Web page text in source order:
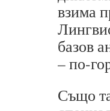
взима
базов
– по-
Също